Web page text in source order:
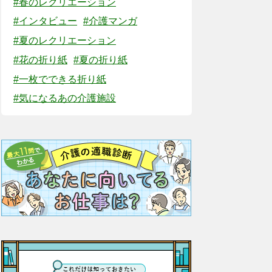
#インタビュー
#介護マンガ
#夏のレクリエーション
#花の折り紙 #夏の折り紙
#一枚でできる折り紙
#気になるあの介護施設